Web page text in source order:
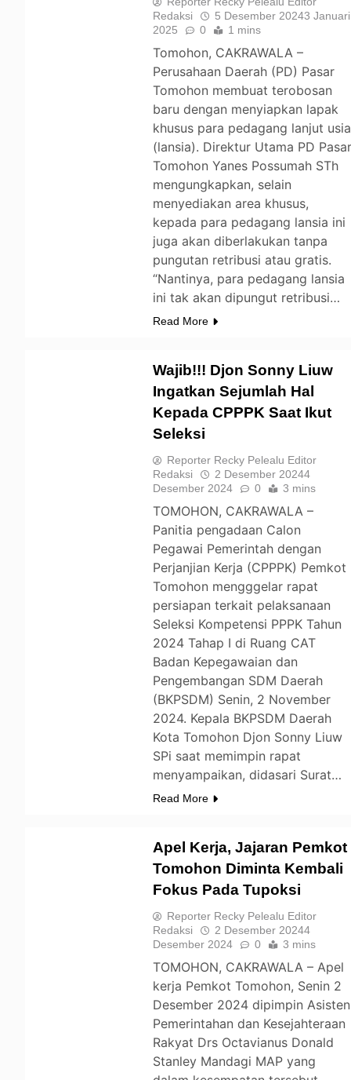
Redaksi
5 Desember 20243 Januari
2025
0 1 mins
Tomohon, CAKRAWALA –
Perusahaan Daerah (PD) Pasar
Tomohon membuat terobosan
baru dengan menyiapkan lapak
khusus para pedagang lanjut usia
(lansia). Direktur Utama PD
Tomohon Yanes Possumah STh
mengungkapkan, selain
menyediakan area khusus,
kepada para pedagang lansia ini
juga akan diberlakukan tanpa
pungutan retribusi atau gratis.
“Nantinya, para pedagang lansia
ini tak akan dipungut retribusi…
Read More
Wajib!!! Djon Sonny Liuw
Ingatkan Sejumlah Hal
Kepada CPPPK Saat Ikut
Seleksi
Reporter Recky Pelealu Editor
Redaksi
2 Desember 20244
Desember 2024
0 3 mins
TOMOHON, CAKRAWALA –
Panitia pengadaan Calon
Pegawai Pemerintah dengan
Perjanjian Kerja (CPPPK) Pemkot
Tomohon mengggelar rapat
persiapan terkait pelaksanaan
Seleksi Kompetensi PPPK Tahun
2024 Tahap I di Ruang CAT
Badan Kepegawaian dan
Pengembangan SDM Daerah
(BKPSDM) Senin, 2 November
2024. Kepala BKPSDM Daerah
Kota Tomohon Djon Sonny Liuw
SPi saat memimpin rapat
menyampaikan, didasari Surat…
Read More
Apel Kerja, Jajaran Pemkot
Tomohon Diminta Kembali
Fokus Pada Tupoksi
Reporter Recky Pelealu Editor
Redaksi
2 Desember 20244
Desember 2024
0 3 mins
TOMOHON, CAKRAWALA – Apel
kerja Pemkot Tomohon, Senin 2
Desember 2024 dipimpin Asisten
Pemerintahan dan Kesejahteraan
Rakyat Drs Octavianus Donald
Stanley Mandagi MAP yang